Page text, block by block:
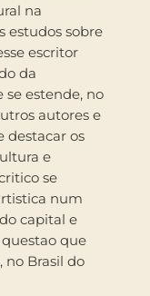
na
estudos sobre
escritor
da
estende, no
autores e
destacar os
se
num
capital e
no Brasil do